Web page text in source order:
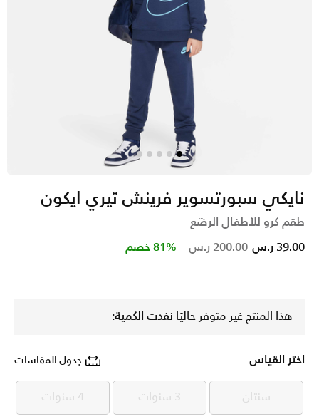
نايكي سبورتسوير فرينش تيري ايكون
طقم كرو للأطفال الرضّع
Price reduced from
200.00 ر.س to 39.00 ر.س 81% خصم
هذا المنتج غير متوفر حاليًا نفدت الكمية:
اختر القياس جدول المقاسات
سنتان
سنتان 3 سنوات 3 سنوات 4 سنوات 4 سنوات